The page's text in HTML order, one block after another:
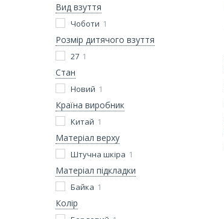
Вид взуття
Чоботи 1
Розмір дитячого взуття
27 1
Стан
Новий 1
Країна виробник
Китай 1
Матеріал верху
Штучна шкіра 1
Матеріал підкладки
Байка 1
Колір